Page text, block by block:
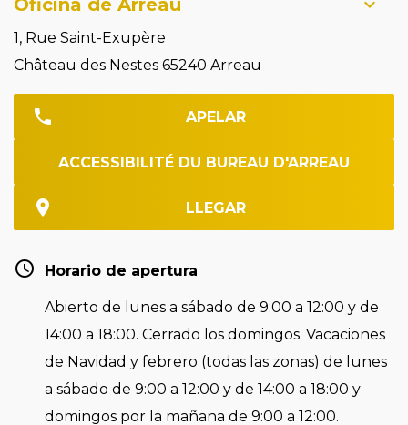
Oficina de Arreau
1, Rue Saint-Exupère
Château des Nestes 65240 Arreau
APELAR
ACCESSIBILITÉ DU BUREAU D'ARREAU
LLEGAR
Horario de apertura
Abierto de lunes a sábado de 9:00 a 12:00 y de
14:00 a 18:00. Cerrado los domingos. Vacaciones
de Navidad y febrero (todas las zonas) de lunes
a sábado de 9:00 a 12:00 y de 14:00 a 18:00 y
domingos por la mañana de 9:00 a 12:00.